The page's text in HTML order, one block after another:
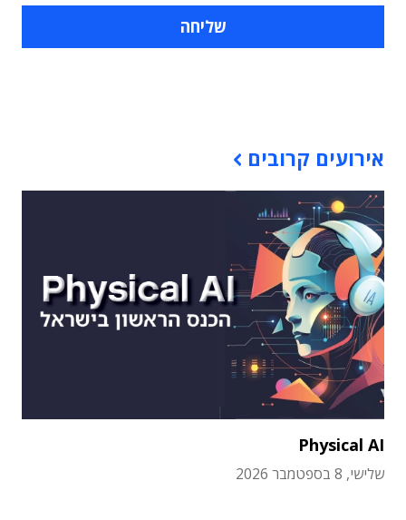
אירועים קרובים
Physical AI
שלישי, 8 בספטמבר 2026